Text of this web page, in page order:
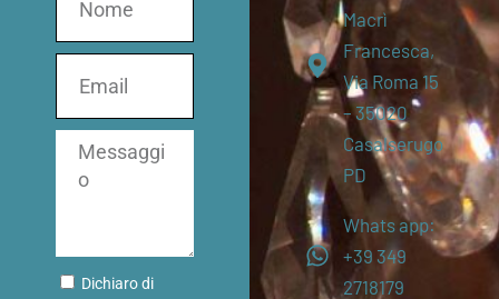
Dichiaro di
Macrì
Francesca,
Via Roma 15
– 35020
Casalserugo
PD
Whats app:
+39 349
2718179